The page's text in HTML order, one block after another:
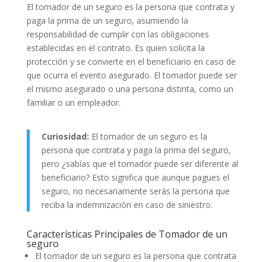
El tomador de un seguro es la persona que contrata y
paga la prima de un seguro, asumiendo la
responsabilidad de cumplir con las obligaciones
establecidas en el contrato. Es quien solicita la
protección y se convierte en el beneficiario en caso de
que ocurra el evento asegurado. El tomador puede ser
el mismo asegurado o una persona distinta, como un
familiar o un empleador.
Curiosidad: El tomador de un seguro es la
persona que contrata y paga la prima del seguro,
pero ¿sabías que el tomador puede ser diferente al
beneficiario? Esto significa que aunque pagues el
seguro, no necesariamente serás la persona que
reciba la indemnización en caso de siniestro.
Características Principales de Tomador de un
seguro
El tomador de un seguro es la persona que contrata